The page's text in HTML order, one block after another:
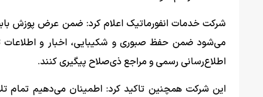
شرکت خدمات انفورماتیک اعلام کرد: ضمن عرض پوزش
می‌شود ضمن حفظ صبوری و شکیبایی، اخبار و
اطلاع‌رسانی رسمی و مراجع ذی‌صلاح پیگیری کنند.
این شرکت همچنین تاکید کرد: اطمینان می‌دهیم تمام